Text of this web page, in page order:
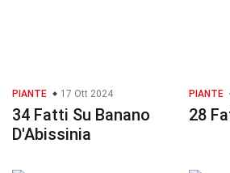
PIANTE 17 Ott 2024
34 Fatti Su Banano
D'Abissinia
PIANTE
28